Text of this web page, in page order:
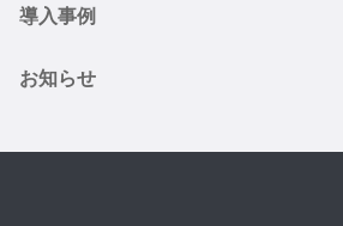
導入事例
お知らせ